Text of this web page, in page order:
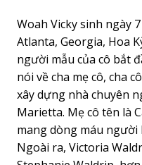
Woah Vicky sinh ngày
Atlanta, Georgia, Hoa
người mẫu của cô bắt
nói về cha mẹ cô, cha
xây dựng nhà chuyên
Marietta. Mẹ cô tên là
mang dòng máu người
Ngoài ra, Victoria